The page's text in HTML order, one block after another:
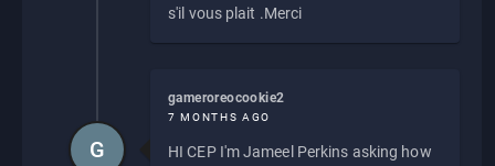
s'il vous plait .Merci
gameroreocookie2
7 MONTHS AGO
HI CEP I'm Jameel Perkins asking how
G